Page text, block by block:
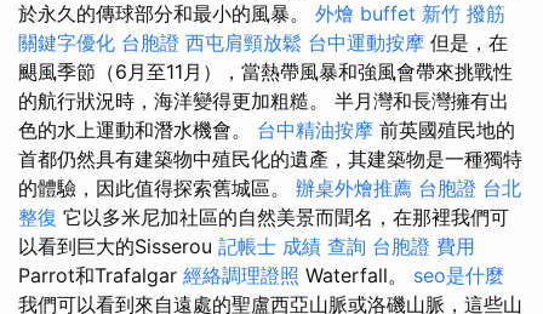
於永久的傳球部分和最小的風暴。 外燴 buffet 新竹 撥筋
關鍵字優化 台胞證 西屯肩頸放鬆 台中運動按摩 但是，在
颶風季節（6月至11月），當熱帶風暴和強風會帶來挑戰性
的航行狀況時，海洋變得更加粗糙。 半月灣和長灣擁有出
色的水上運動和潛水機會。 台中精油按摩 前英國殖民地的
首都仍然具有建築物中殖民化的遺產，其建築物是一種獨特
的體驗，因此值得探索舊城區。 辦桌外燴推薦 台胞證 台北
整復 它以多米尼加社區的自然美景而聞名，在那裡我們可
以看到巨大的Sisserou 記帳士 成績 查詢 台胞證 費用
Parrot和Trafalgar 經絡調理證照 Waterfall。 seo是什麼
我們可以看到來自遠處的聖盧西亞山脈或洛磯山脈，這些山